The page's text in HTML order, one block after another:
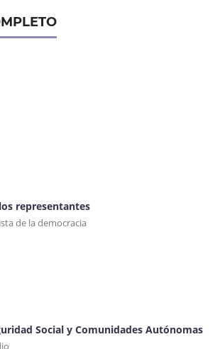
representantes
de la democracia
Social y Comunidades Autónomas